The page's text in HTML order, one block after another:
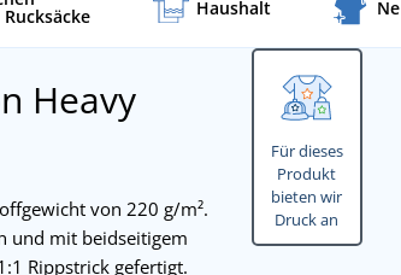
Haushalt
Für dieses
Produkt
bieten wir
Druck an
Heavy
von 220 g/m².
und mit beidseitigem
Rippstrick gefertigt.